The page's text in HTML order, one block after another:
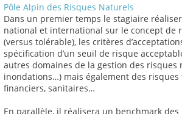
Pôle Alpin des Risques Naturels
Dans un premier temps le stagiaire
national et international sur le concept de
(versus tolérable), les critères
spécification d’un seuil de risque
autres domaines de la gestion des risques
inondations…) mais également des risques
financiers, sanitaires…
En parallèle, il réalisera un benchmark